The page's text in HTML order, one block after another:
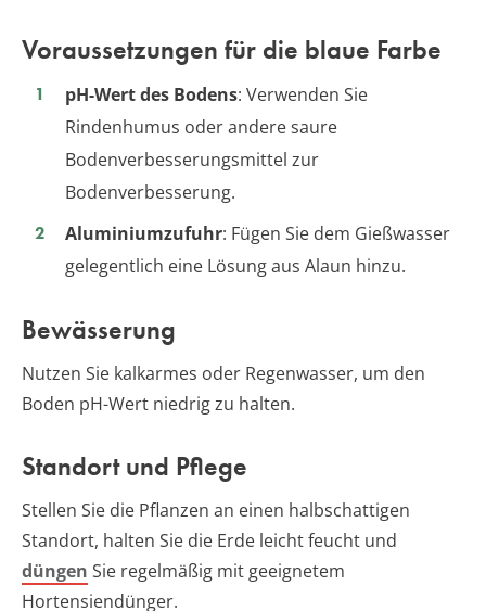
Voraussetzungen für die blaue Farbe
pH-Wert des Bodens: Verwenden Sie
Rindenhumus oder andere saure
Bodenverbesserungsmittel zur
Bodenverbesserung.
Aluminiumzufuhr: Fügen Sie dem Gießwasser
gelegentlich eine Lösung aus Alaun hinzu.
Bewässerung
Nutzen Sie kalkarmes oder Regenwasser, um den
Boden pH-Wert niedrig zu halten.
Standort und Pflege
Stellen Sie die Pflanzen an einen halbschattigen
Standort, halten Sie die Erde leicht feucht und
düngen Sie regelmäßig mit geeignetem
Hortensiendünger.